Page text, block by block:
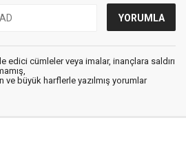
edici cümleler veya imalar, inançlara saldırı
ve büyük harflerle yazılmış yorumlar